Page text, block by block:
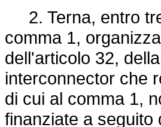
2. Terna, entro
comma 1,
dell'articolo 32, della
interconnector che
di cui al comma 1,
finanziate a seguito